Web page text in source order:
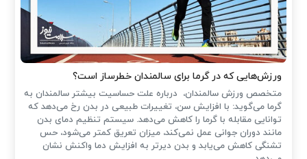
ورزش‌هایی که در گرما برای سالمندان خطرساز است؟
متخصص ورزش سالمندان، درباره علت حساسیت بیشتر سالمندان به
گرما می‌گوید: با افزایش سن، تغییرات طبیعی در بدن رخ می‌دهد که
توانایی مقابله با گرما را کاهش می‌دهد. سیستم تنظیم دمای بدن
مانند دوران جوانی عمل نمی‌کند، میزان تعریق کمتر می‌شود، حس
تشنگی کاهش می‌یابد و بدن دیرتر به افزایش دما واکنش نشان